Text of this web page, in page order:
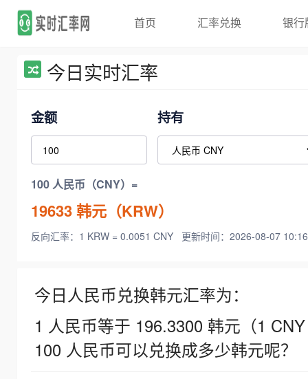
首页 汇率兑换 银行
今日实时汇率
金额 持有
100 人民币（CNY）=
19633韩元（KRW）
反向汇率：1 KRW = 0.0051 CNY 更新时间：2026-08-07
今日人民币兑换韩元汇率为：
1 人民币等于 196.3300 韩元（1
100 人民币可以兑换成多少韩元呢？